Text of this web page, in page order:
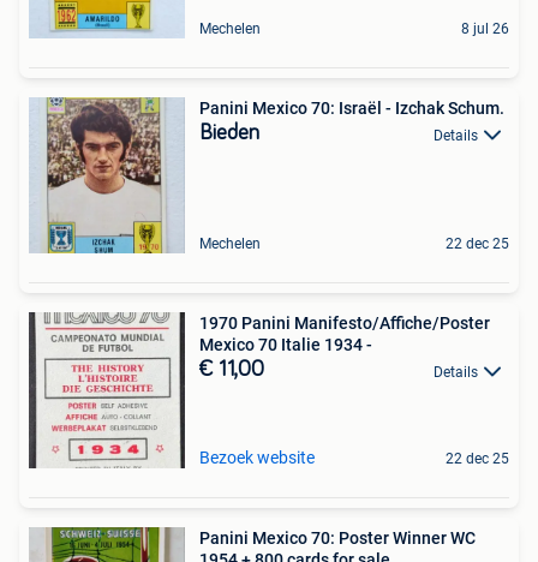
Mechelen 8 jul 26
Panini Mexico 70: Israël - Izchak Schum.
Bieden Details
Mechelen 22 dec 25
1970 Panini Manifesto/Affiche/Poster
Mexico 70 Italie 1934 -
€ 11,00 Details
Bezoek website 22 dec 25
Panini Mexico 70: Poster Winner WC